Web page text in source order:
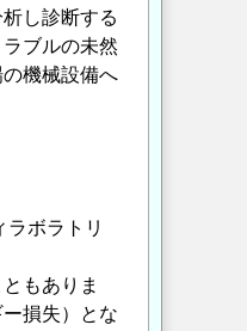
し診断する
ブルの未然
機械設備へ
ボラトリ
もありま
損失）とな